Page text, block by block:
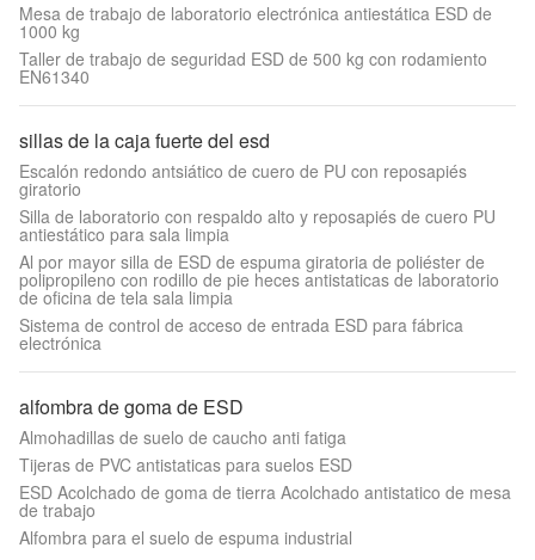
Mesa de trabajo de laboratorio electrónica antiestática ESD de
1000 kg
Taller de trabajo de seguridad ESD de 500 kg con rodamiento
EN61340
sillas de la caja fuerte del esd
Escalón redondo antsiático de cuero de PU con reposapiés
giratorio
Silla de laboratorio con respaldo alto y reposapiés de cuero PU
antiestático para sala limpia
Al por mayor silla de ESD de espuma giratoria de poliéster de
polipropileno con rodillo de pie heces antistaticas de laboratorio
de oficina de tela sala limpia
Sistema de control de acceso de entrada ESD para fábrica
electrónica
alfombra de goma de ESD
Almohadillas de suelo de caucho anti fatiga
Tijeras de PVC antistaticas para suelos ESD
ESD Acolchado de goma de tierra Acolchado antistatico de mesa
de trabajo
Alfombra para el suelo de espuma industrial